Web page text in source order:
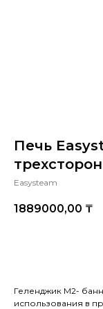
Печь
Easysteam
1889000,00 ₸
Геленджик М2-
использования в